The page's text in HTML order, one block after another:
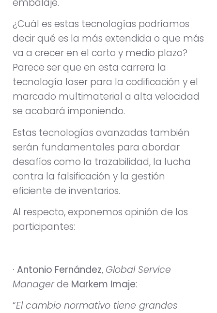
embalaje.
¿Cuál es estas tecnologías podríamos
decir qué es la más extendida o que más
va a crecer en el corto y medio plazo?
Parece ser que en esta carrera la
tecnología laser para la codificación y el
marcado multimaterial a alta velocidad
se acabará imponiendo.
Estas tecnologías avanzadas también
serán fundamentales para abordar
desafíos como la trazabilidad, la lucha
contra la falsificación y la gestión
eficiente de inventarios.
Al respecto, exponemos opinión de los
participantes:
· Antonio Fernández, Global Service
Managerde Markem Imaje:
“El cambio normativo tiene grandes